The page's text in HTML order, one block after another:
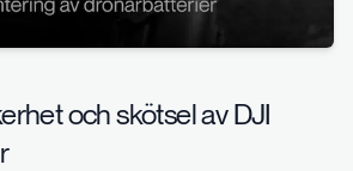
och skötsel av DJI